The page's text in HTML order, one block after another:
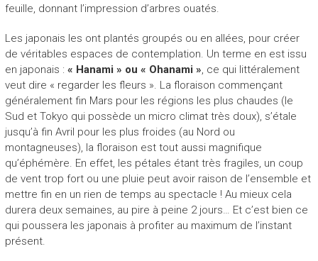
feuille, donnant l’impression d’arbres ouatés.
Les japonais les ont plantés groupés ou en allées, pour créer
de véritables espaces de contemplation. Un terme en est issu
en japonais : « Hanami » ou « Ohanami », ce qui littéralement
veut dire « regarder les fleurs ». La floraison commençant
généralement fin Mars pour les régions les plus chaudes (le
Sud et Tokyo qui possède un micro climat très doux), s’étale
jusqu’à fin Avril pour les plus froides (au Nord ou
montagneuses), la floraison est tout aussi magnifique
qu’éphémère. En effet, les pétales étant très fragiles, un coup
de vent trop fort ou une pluie peut avoir raison de l’ensemble et
mettre fin en un rien de temps au spectacle ! Au mieux cela
durera deux semaines, au pire à peine 2 jours… Et c’est bien ce
qui poussera les japonais à profiter au maximum de l’instant
présent.